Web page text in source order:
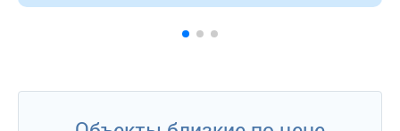
спальными кроватями, прикроватными тумбочками,